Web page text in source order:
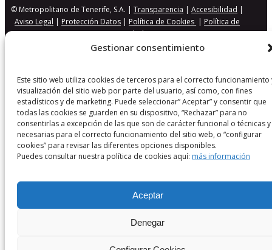
Gestionar consentimiento
Este sitio web utiliza cookies de terceros para el correcto funcionamiento
visualización del sitio web por parte del usuario, así como, con fines
estadísticos y de marketing. Puede seleccionar” Aceptar” y consentir que
todas las cookies se guarden en su dispositivo, “Rechazar” para no
consentirlas a excepción de las que son de carácter funcional o técnicas y
necesarias para el correcto funcionamiento del sitio web, o “configurar
cookies” para revisar las diferentes opciones disponibles.
Puedes consultar nuestra política de cookies aquí: más información
Aceptar
Denegar
© Metropolitano de Tenerife, S.A. |Transparencia |Accesibilidad |
Aviso Legal | Protección Datos | Política de Cookies | Política de
Seguridad